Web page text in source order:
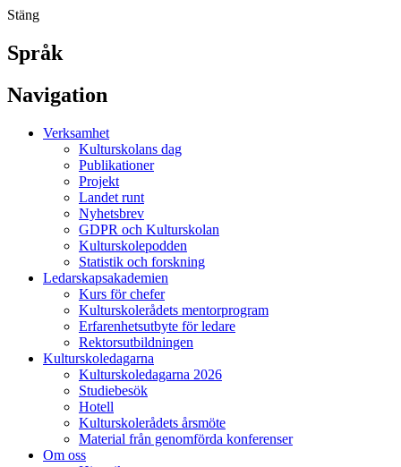
Stäng
Språk
Navigation
Verksamhet
Kulturskolans dag
Publikationer
Projekt
Landet runt
Nyhetsbrev
GDPR och Kulturskolan
Kulturskolepodden
Statistik och forskning
Ledarskapsakademien
Kurs för chefer
Kulturskolerådets mentorprogram
Erfarenhetsutbyte för ledare
Rektorsutbildningen
Kulturskoledagarna
Kulturskoledagarna 2026
Studiebesök
Hotell
Kulturskolerådets årsmöte
Material från genomförda konferenser
Om oss